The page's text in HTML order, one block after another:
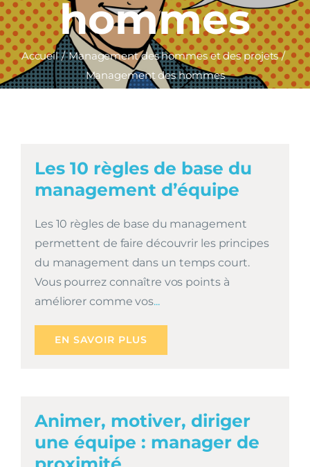
hommes
Accueil
Management des hommes et des projets
Management des hommes
Les 10 règles de base du
management d’équipe
Les 10 règles de base du management
permettent de faire découvrir les principes
du management dans un temps court.
Vous pourrez connaître vos points à
améliorer comme vos...
EN SAVOIR PLUS
Animer, motiver, diriger
une équipe : manager de